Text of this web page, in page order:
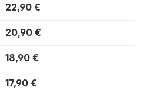
22,90 €
20,90 €
18,90 €
17,90 €